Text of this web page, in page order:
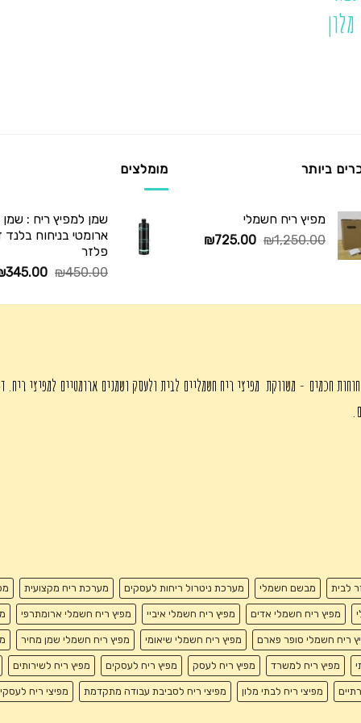
מלון
ביותר
מפיץ ריח חשמלי
₪1,250.00
המחיר
₪725.00
המחיר
מומלצים
שמן למפיץ ריח : שמן
ארומטי בניחוח בלנד
פלזר
₪450.00
המחיר
היה:
345.00
חכמים - משווקת מפיצי ריח חשמליים לבית ולעסק ושמנים ארומטיים למפיצי ריח.
לבית מבשם חשמלי מערכת ניטרול ריחות לעסקים מערכת ריח מקצועית
מפיץ ריח חשמלי אדים מפיץ ריח חשמלי איביי מפיץ ריח חשמלי ארומתרפי
ריח חשמלי סופר פארם מפיץ ריח חשמלי שיאומי מפיץ ריח חשמלי שמן מחיר
מפיץ ריח למשרד מפיץ ריח לעסק מפיץ ריח לעסקים מפיץ ריח לשירותים
מפיצי ריח לבתי מלון מפיצי ריח לסביבת עבודה מתקדמת מפיצי ריח